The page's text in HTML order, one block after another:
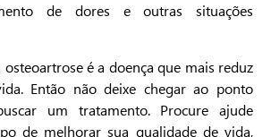
de dores e outras situações
osteoartrose é a doença que mais reduz
Então não deixe chegar ao ponto
um tratamento. Procure ajude
de melhorar sua qualidade de vida,